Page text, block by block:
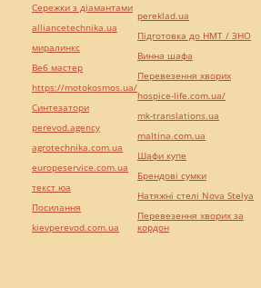
Сережки з діамантами
alliancetechnika.ua
миралинкс
Веб мастер
https://motokosmos.ua/
Синтезатори
perevod.agency
agrotechnika.com.ua
europeservice.com.ua
текст юа
Посилання
kievperevod.com.ua
pereklad.ua
Підготовка до НМТ / ЗНО
Винна шафа
Перевезення хворих
hospice-life.com.ua/
mk-translations.ua
maltina.com.ua
Шафи купе
Брендові сумки
Натяжні стелі Nova Stelya
Перевезення хворих за
кордон